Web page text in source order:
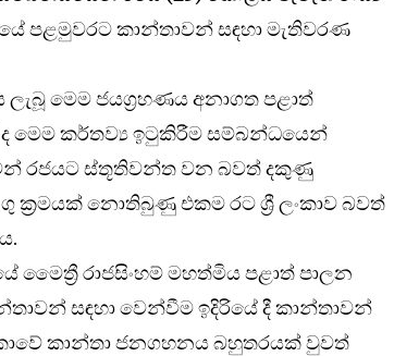
පළමුවරට කාන්තාවන් සඳහා මැතිවරණ
මෙම ජයග්‍රහණය අනාගත පළාත්
මෙම කර්තව්‍ය ඉටුකිරීම සම්බන්ධයෙන්
රජයට ස්තූතිවන්ත වන බවත් දකුණු
ක්‍රමයක් නොතිබුණු එකම රට ශ්‍රී ලංකාව බවත්
මෛත්‍රී රාජසිංහම් මහත්මිය පළාත් පාලන
සඳහා වෙන්වීම ඉදිරියේ දී කාන්තාවන්
කාන්තා ජනගහනය බහුතරයක් වුවත්